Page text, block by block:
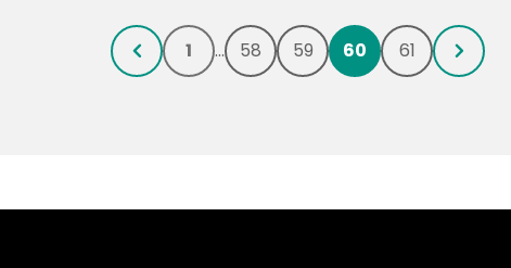
chevronLeft 1 ... 58 59 60 61 chevronRight